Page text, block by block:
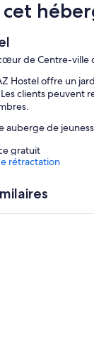
de Centre-ville
Hostel offre un
clients peuvent
auberge de
gratuit
et barbecues
rétractation
Route 66